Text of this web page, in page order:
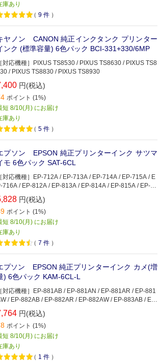
庫あり
（ 9 件 ）
ヤノン CANON 純正インクタンク プリンター
ンク (標準容量) 6色パック BCI-331+330/6MP
［対応機種］PIXUS TS8530 / PIXUS TS8630 / PIXUS TS8
/ PIXUS TS8830 / PIXUS TS8930
円(税込)
ポイント (1%)
短 8/10(月) にお届け
庫あり
（ 5 件 ）
プソン EPSON 純正プリンターインク サツマ
モ 6色パック SAT-6CL
［対応機種］EP-712A / EP-713A / EP-714A / EP-715A / E
716A / EP-812A / EP-813A / EP-814A / EP-815A / EP-81
円(税込)
ポイント (1%)
短 8/10(月) にお届け
庫あり
（ 7 件 ）
プソン EPSON 純正プリンターインク カメ(増
) 6色パック KAM-6CL-L
［対応機種］EP-881AB / EP-881AN / EP-881AR / EP-881
/ EP-882AB / EP-882AR / EP-882AW / EP-883AB / EP-
/ EP-883AW / EP-884AB / EP-884AR / EP-884AW /
885AB / EP-885AR / EP-885AW / EP-886AB / EP-886
/ EP-886AW
円(税込)
ポイント (1%)
短 8/10(月) にお届け
庫あり
（ 1 件 ）